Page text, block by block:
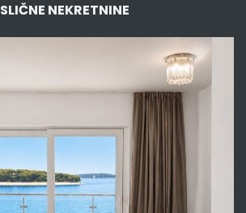
SLIČNE NEKRETNINE